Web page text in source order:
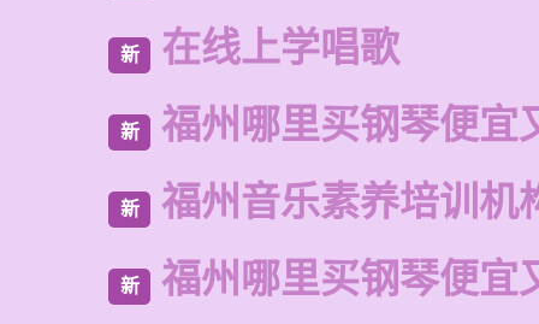
新 在线上学唱歌
新 福州哪里买钢琴便宜
新 福州音乐素养培训机
新 福州哪里买钢琴便宜